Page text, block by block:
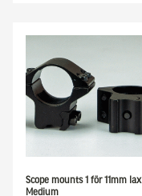
Scope mounts 1 för 11mm lax
Medium